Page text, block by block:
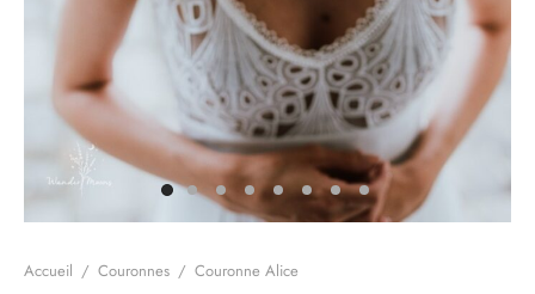
Accueil / Couronnes / Couronne Alice